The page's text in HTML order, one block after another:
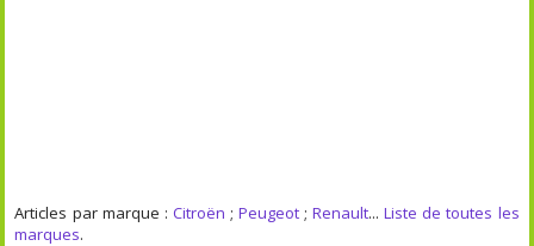
Articles par marque : Citroën ; Peugeot ;Renault...Liste de toutes les
marques.